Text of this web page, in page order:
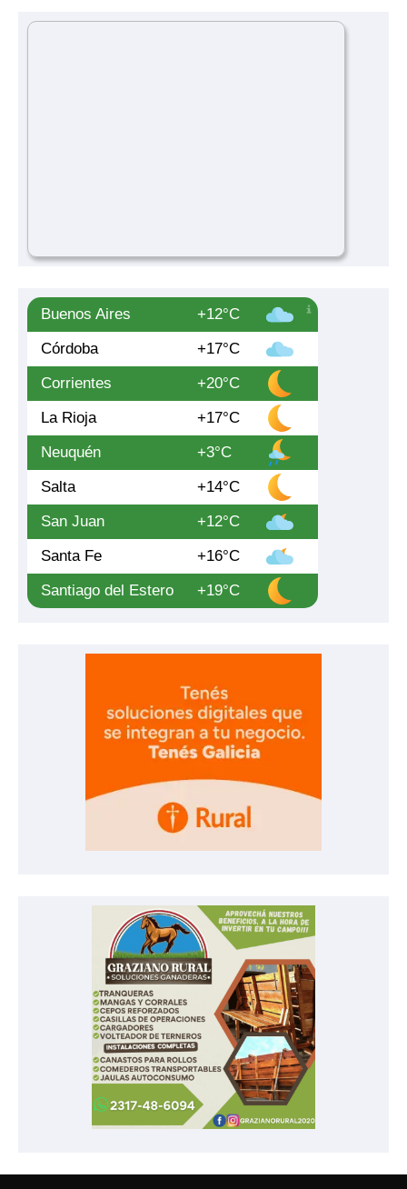
Buenos Aires
+12°C
Córdoba
+17°C
Corrientes
+20°C
La Rioja
+17°C
Neuquén
+3°C
Salta
+14°C
San Juan
+12°C
Santa Fe
+16°C
Santiago del Estero
+19°C